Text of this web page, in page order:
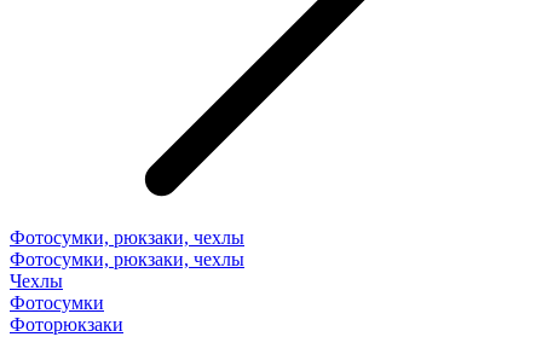
Фотосумки, рюкзаки, чехлы
Фотосумки, рюкзаки, чехлы
Чехлы
Фотосумки
Фоторюкзаки